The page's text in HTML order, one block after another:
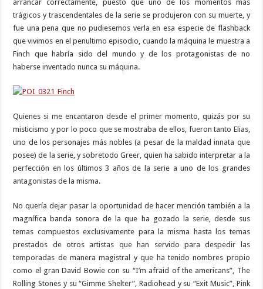
arrancar correctamente, puesto que uno de los momentos más
trágicos y trascendentales de la serie se produjeron con su muerte, y
fue una pena que no pudiesemos verla en esa especie de flashback
que vivimos en el penultimo episodio, cuando la máquina le muestra a
Finch que habría sido del mundo y de los protagonistas de no
haberse inventado nunca su máquina.
Quienes si me encantaron desde el primer momento, quizás por su
misticismo y por lo poco que se mostraba de ellos, fueron tanto Elias,
uno de los personajes más nobles (a pesar de la maldad innata que
posee) de la serie, y sobretodo Greer, quien ha sabido interpretar a la
perfección en los últimos 3 años de la serie a uno de los grandes
antagonistas de la misma.
No quería dejar pasar la oportunidad de hacer mención también a la
magnífica banda sonora de la que ha gozado la serie, desde sus
temas compuestos exclusivamente para la misma hasta los temas
prestados de otros artistas que han servido para despedir las
temporadas de manera magistral y que ha tenido nombres propio
como el gran David Bowie con su “I’m afraid of the americans”, The
Rolling Stones y su “Gimme Shelter”, Radiohead y su “Exit Music”, Pink